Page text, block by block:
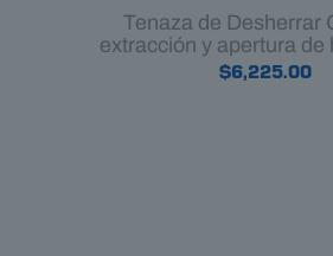
Tenaza de Desherrar
extracción y apertura de
$6,225.00